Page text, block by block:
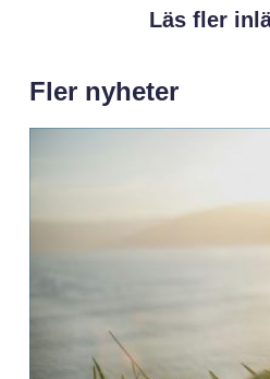
Läs fler
Fler nyheter